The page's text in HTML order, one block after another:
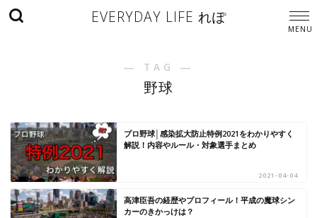
EVERYDAY LIFE れぽ
― TAG ―
野球
プロ野球│感染拡大防止特例2021をわかりやすく
解説！内容やルール・対象選手まとめ
2021-04-04
高津臣吾の経歴やプロフィール！平成の魔球シン
カーのきかっけは？